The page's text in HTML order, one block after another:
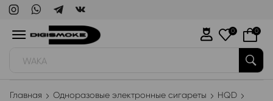
WAKA
0 0
Главная Одноразовые электронные сигареты
HQD